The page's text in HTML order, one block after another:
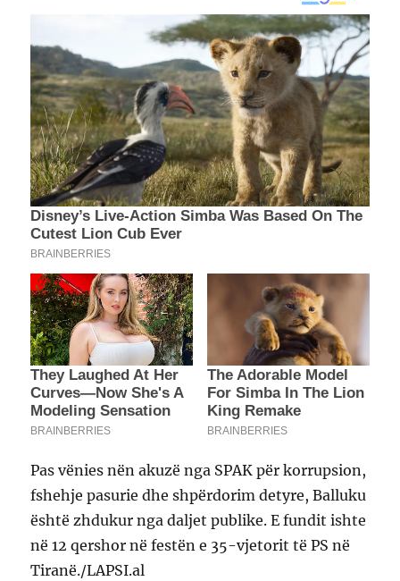
Pas vënies nën akuzë nga SPAK për korrupsion,
fshehje pasurie dhe shpërdorim detyre, Balluku
është zhdukur nga daljet publike. E fundit ishte
në 12 qershor në festën e 35-vjetorit të PS në
Tiranë./LAPSI.al